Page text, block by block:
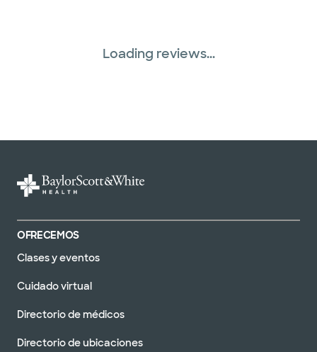
Loading reviews...
OFRECEMOS
Clases y eventos
Cuidado virtual
Directorio de médicos
Directorio de ubicaciones